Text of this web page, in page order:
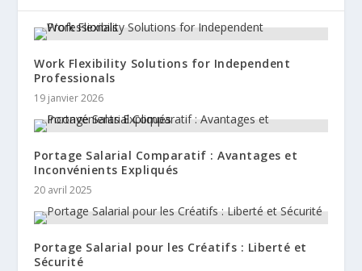
Work Flexibility Solutions for Independent
Professionals
19 janvier 2026
Portage Salarial Comparatif : Avantages et
Inconvénients Expliqués
20 avril 2025
Portage Salarial pour les Créatifs : Liberté et
Sécurité